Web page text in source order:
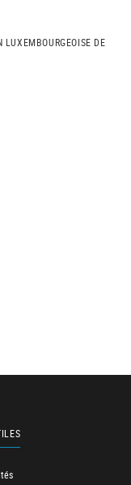
LUXEMBOURGEOISE DE